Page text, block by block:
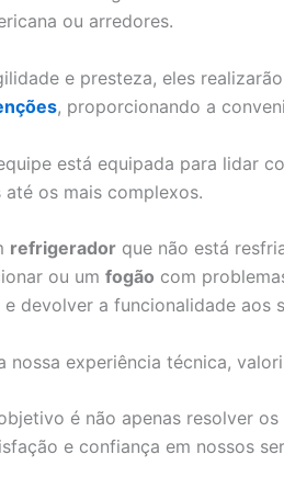
ou arredores.
e presteza, eles realizarão
, proporcionando a
está equipada para lidar
até os mais complexos.
refrigerador que não está
ou um fogão com
e devolver a funcionalidade aos
nossa experiência técnica,
é não apenas resolver
e confiança em nossos